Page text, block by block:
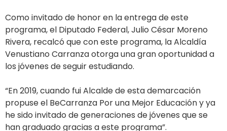
Como invitado de honor en la entrega de este
programa, el Diputado Federal, Julio César Moreno
Rivera, recalcó que con este programa, la Alcaldía
Venustiano Carranza otorga una gran oportunidad a
los jóvenes de seguir estudiando.
“En 2019, cuando fui Alcalde de esta demarcación
propuse el BeCarranza Por una Mejor Educación y ya
he sido invitado de generaciones de jóvenes que se
han graduado gracias a este programa”.